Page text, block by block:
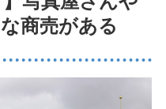
商売がある